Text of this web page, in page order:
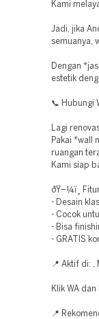
Kami
Jadi, jika
semuanya,
Dengan
estetik
📞 Hubungi
Lagi
Pakai *wall
ruangan
Kami siap
ðŸ–¼ï¸
- Desain
- Cocok
- Bisa
- GRATIS
📍 Aktif di: ,
Klik WA
📍